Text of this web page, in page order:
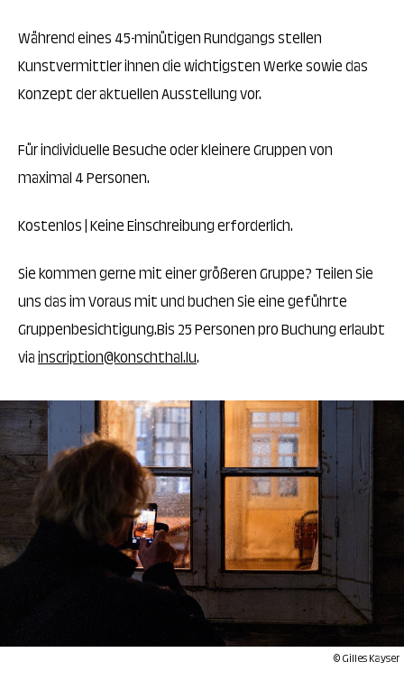
Während eines 45-minütigen Rundgangs stellen
Kunstvermittler ihnen die wichtigsten Werke sowie das
Konzept der aktuellen Ausstellung vor.
Für individuelle Besuche oder kleinere Gruppen von
maximal 4 Personen.
Kostenlos | Keine Einschreibung erforderlich.
Sie kommen gerne mit einer größeren Gruppe? Teilen Sie
uns das im Voraus mit und buchen Sie eine geführte
Gruppenbesichtigung.Bis 25 Personen pro Buchung erlaubt
viainscription@konschthal.lu.
© Gilles Kayser